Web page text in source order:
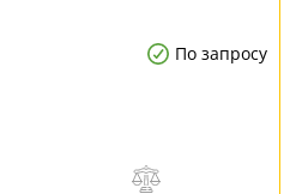
По запросу